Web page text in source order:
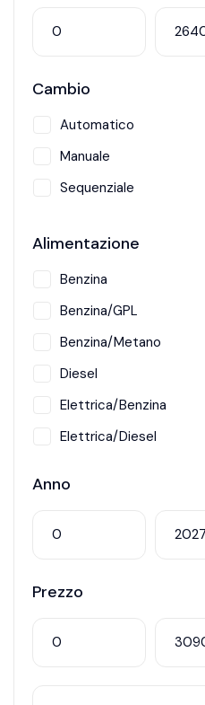
Cambio
Automatico
Manuale
Sequenziale
Alimentazione
Benzina
Benzina/GPL
Benzina/Metano
Diesel
Elettrica/Benzina
Elettrica/Diesel
Anno
Prezzo